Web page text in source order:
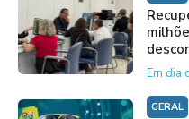
Em dia
GERAL